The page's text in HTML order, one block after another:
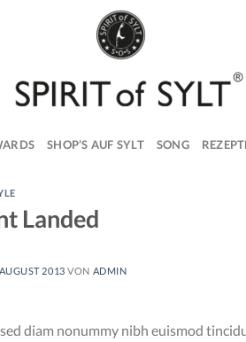
SHOP’S AUF SYLT SONG
Landed
2013 VON ADMIN
diam nonummy nibh euismod